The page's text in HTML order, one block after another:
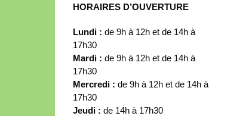
HORAIRES D’OUVERTURE
Lundi : de 9h à 12h et de 14h à
17h30
Mardi : de 9h à 12h et de 14h à
17h30
Mercredi : de 9h à 12h et de 14h à
17h30
Jeudi : de 14h à 17h30